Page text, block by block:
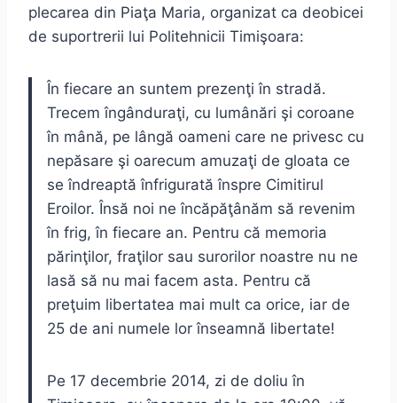
plecarea din Piaţa Maria, organizat ca deobicei
de suportrerii lui Politehnicii Timişoara:
În fiecare an suntem prezenţi în stradă.
Trecem îngânduraţi, cu lumânări şi coroane
în mână, pe lângă oameni care ne privesc cu
nepăsare şi oarecum amuzaţi de gloata ce
se îndreaptă înfrigurată înspre Cimitirul
Eroilor. Însă noi ne încăpăţânăm să revenim
în frig, în fiecare an. Pentru că memoria
părinţilor, fraţilor sau surorilor noastre nu ne
lasă să nu mai facem asta. Pentru că
preţuim libertatea mai mult ca orice, iar de
25 de ani numele lor înseamnă libertate!
Pe 17 decembrie 2014, zi de doliu în